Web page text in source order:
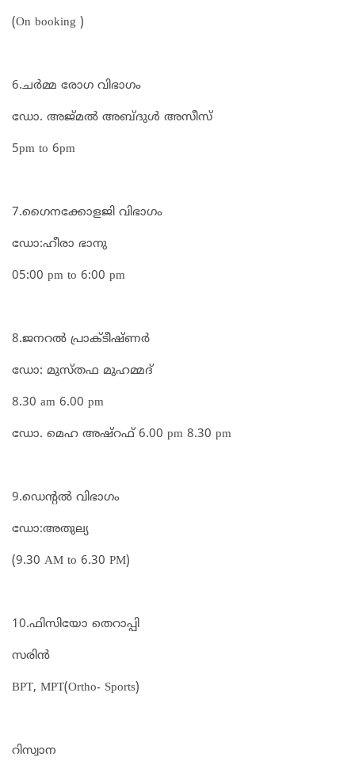
(On booking )
6.ചർമ്മ രോഗ വിഭാഗം
ഡോ. അജ്മൽ അബ്ദുൾ അസീസ്
5pm to 6pm
7.ഗൈനക്കോളജി വിഭാഗം
ഡോ:ഹീരാ ഭാനു
05:00 pm to 6:00 pm
8.ജനറൽ പ്രാക്ടീഷ്ണർ
ഡോ: മുസ്തഫ മുഹമ്മദ്‌
8.30 am 6.00 pm
ഡോ. മെഹ അഷ്‌റഫ്‌ 6.00 pm 8.30 pm
9.ഡെന്റൽ വിഭാഗം
ഡോ:അതുല്യ
(9.30 AM to 6.30 PM)
10.ഫിസിയോ തെറാപ്പി
സരിൻ
BPT, MPT(Ortho- Sports)
റിസ്വാന